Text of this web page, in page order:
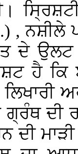
, ਨਸ਼ੀਲੇ
ਦੇ
ਹੈ
ਦੀ
ਦੀ